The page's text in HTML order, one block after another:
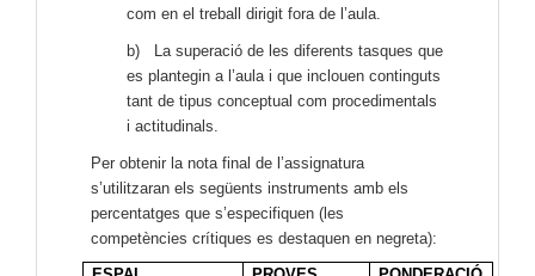
com en el treball dirigit fora de l’aula.
b) La superació de les diferents tasques que
es plantegin a l’aula i que inclouen continguts
tant de tipus conceptual com procedimentals
i actitudinals.
Per obtenir la nota final de l’assignatura
s’utilitzaran els següents instruments amb els
percentatges que s’especifiquen (les
competències crítiques es destaquen en negreta):